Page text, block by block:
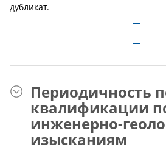
дубликат.
Периодичность
квалификации
инженерно-
изысканиям